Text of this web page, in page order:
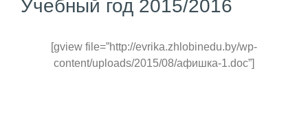
Учебный год 2015/2016
[gview file=”http://evrika.zhlobinedu.by/wp-
content/uploads/2015/08/афишка-1.doc”]